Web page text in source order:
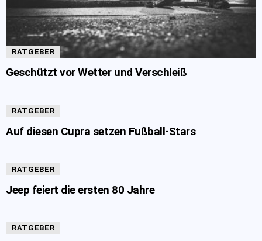
RATGEBER
Geschützt vor Wetter und Verschleiß
RATGEBER
Auf diesen Cupra setzen Fußball-Stars
RATGEBER
Jeep feiert die ersten 80 Jahre
RATGEBER